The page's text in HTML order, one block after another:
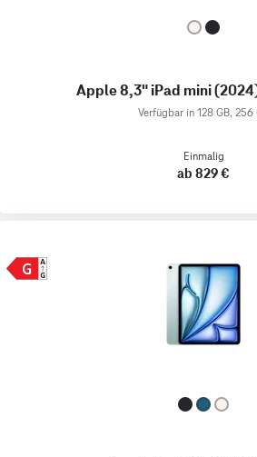
Apple 8,3" iPad mini
Verfügbar in 128 GB, 256
Einmalig
ab 829 €